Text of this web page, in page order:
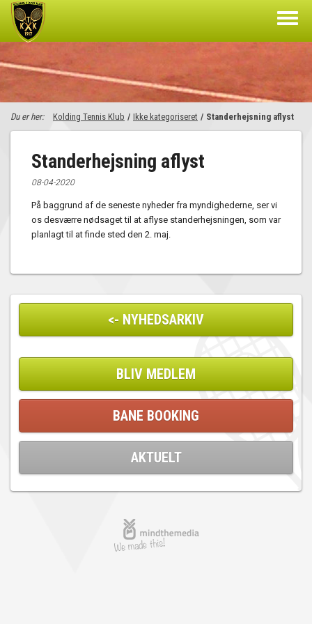
Du er her: Kolding Tennis Klub / Ikke kategoriseret / Standerhejsning aflyst
Standerhejsning aflyst
08-04-2020
På baggrund af de seneste nyheder fra myndighederne, ser vi
os desværre nødsaget til at aflyse standerhejsningen, som var
planlagt til at finde sted den 2. maj.
<- NYHEDSARKIV
BLIV MEDLEM
BANE BOOKING
AKTUELT